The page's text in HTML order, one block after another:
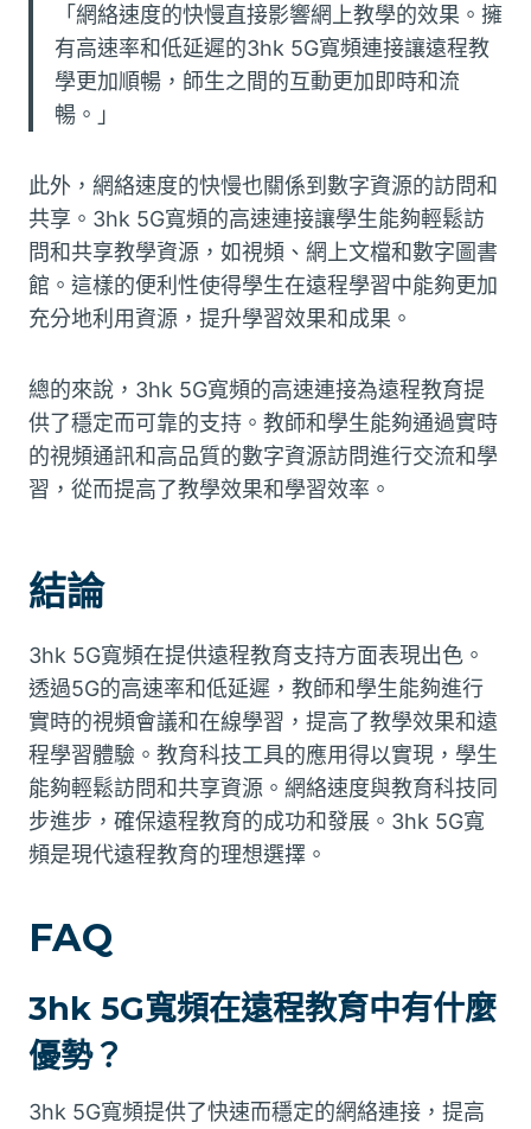
「網絡速度的快慢直接影響網上教學的效果。擁
有高速率和低延遲的3hk 5G寬頻連接讓遠程教
學更加順暢，師生之間的互動更加即時和流
暢。」
此外，網絡速度的快慢也關係到數字資源的訪問和
共享。3hk 5G寬頻的高速連接讓學生能夠輕鬆訪
問和共享教學資源，如視頻、網上文檔和數字圖書
館。這樣的便利性使得學生在遠程學習中能夠更加
充分地利用資源，提升學習效果和成果。
總的來說，3hk 5G寬頻的高速連接為遠程教育提
供了穩定而可靠的支持。教師和學生能夠通過實時
的視頻通訊和高品質的數字資源訪問進行交流和學
習，從而提高了教學效果和學習效率。
結論
3hk 5G寬頻在提供遠程教育支持方面表現出色。
透過5G的高速率和低延遲，教師和學生能夠進行
實時的視頻會議和在線學習，提高了教學效果和遠
程學習體驗。教育科技工具的應用得以實現，學生
能夠輕鬆訪問和共享資源。網絡速度與教育科技同
步進步，確保遠程教育的成功和發展。3hk 5G寬
頻是現代遠程教育的理想選擇。
FAQ
3hk 5G寬頻在遠程教育中有什麼
優勢？
3hk 5G寬頻提供了快速而穩定的網絡連接，提高